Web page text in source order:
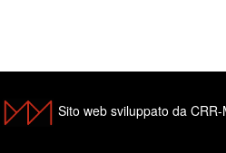
Sito web sviluppato da